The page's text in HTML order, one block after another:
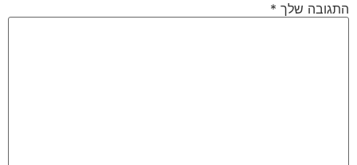
התגובה שלך *